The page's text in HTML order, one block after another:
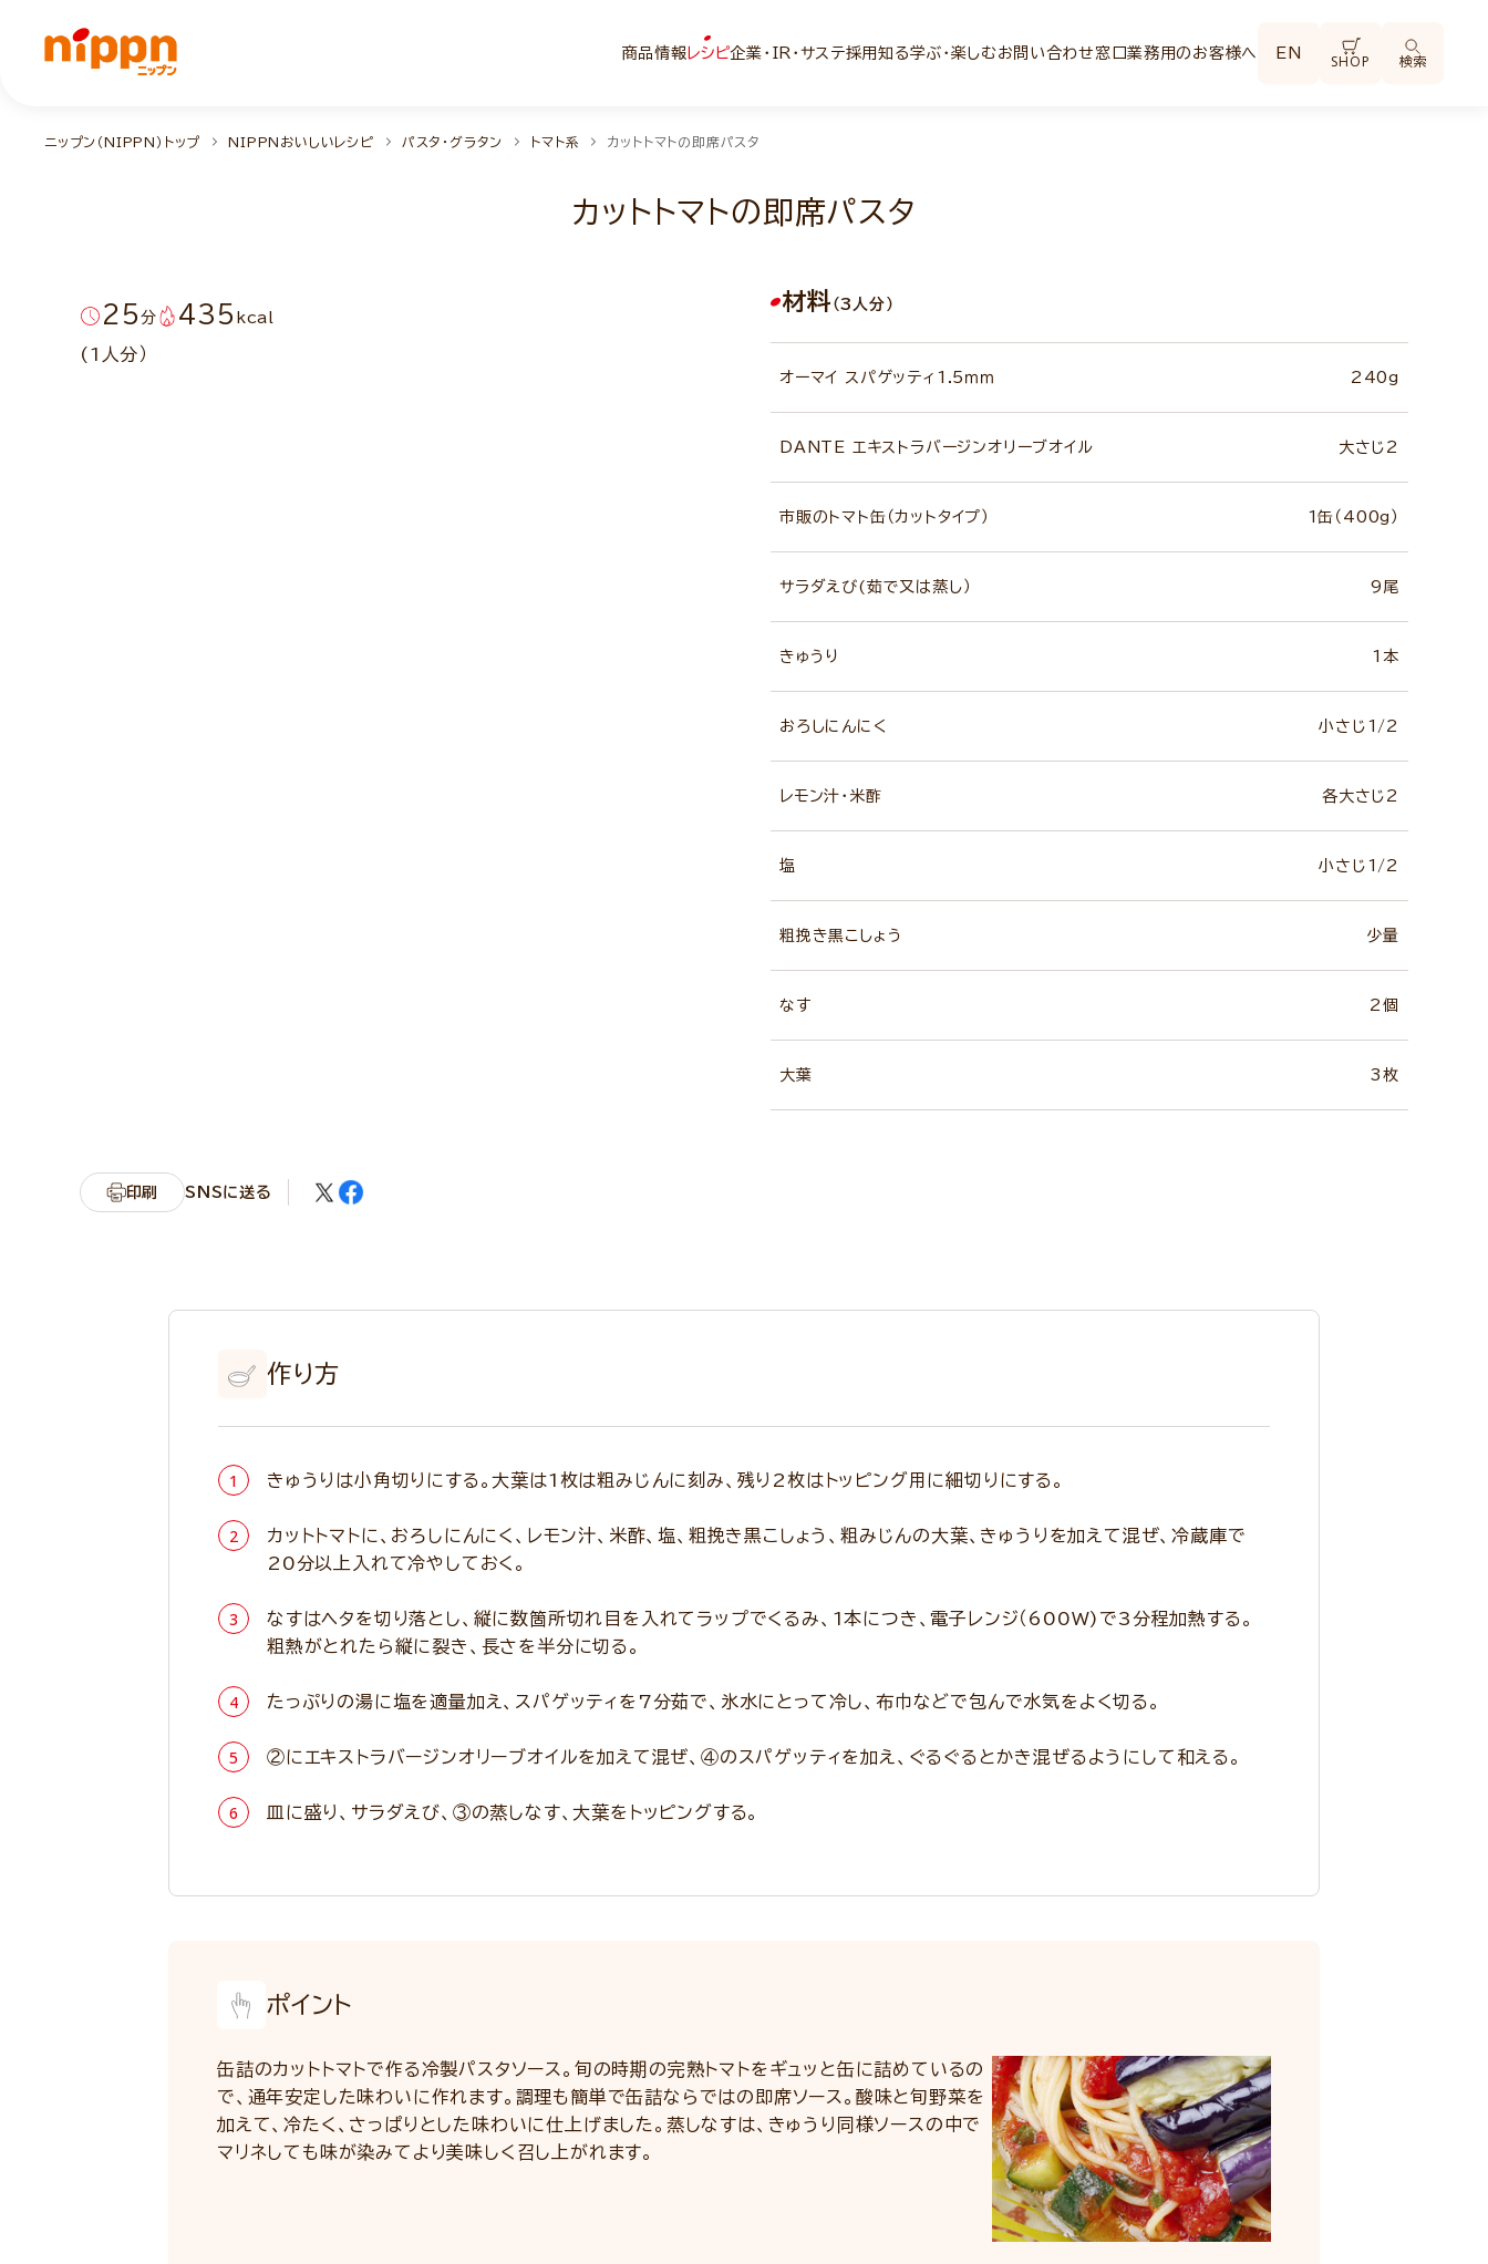
商品情報 レシピ企業・IR・サステ採用知る学ぶ・楽しむお問い合わせ窓口業務用のお客様へ EN SHOP 検索
ニップン（NIPPN）トップ NIPPNおいしいレシピ パスタ・グラタン トマト系 カットトマトの即席パスタ
カットトマトの即席パスタ
25 分 435 kcal
(1人分）
材料 （3人分）
オーマイ スパゲッティ1.5ｍｍ 240g
DANTE エキストラバージンオリーブオイル 大さじ2
市販のトマト缶（カットタイプ） 1缶（400g）
サラダえび(茹で又は蒸し） 9尾
きゅうり 1本
おろしにんにく 小さじ1/2
レモン汁・米酢 各大さじ2
塩 小さじ1/2
粗挽き黒こしょう 少量
なす 2個
大葉 3枚
印刷 SNSに送る
作り方
きゅうりは小角切りにする。大葉は1枚は粗みじんに刻み、残り2枚はトッピング用に細切りにする。
カットトマトに、おろしにんにく、レモン汁、米酢、塩、粗挽き黒こしょう、粗みじんの大葉、きゅうりを加えて混ぜ、冷蔵庫で
20分以上入れて冷やしておく。
なすはヘタを切り落とし、縦に数箇所切れ目を入れてラップでくるみ、1本につき、電子レンジ（600W)で3分程加熱する。
粗熱がとれたら縦に裂き、長さを半分に切る。
たっぷりの湯に塩を適量加え、スパゲッティを7分茹で、氷水にとって冷し、布巾などで包んで水気をよく切る。
②にエキストラバージンオリーブオイルを加えて混ぜ、④のスパゲッティを加え、ぐるぐるとかき混ぜるようにして和える。
皿に盛り、サラダえび、③の蒸しなす、大葉をトッピングする。
ポイント
缶詰のカットトマトで作る冷製パスタソース。旬の時期の完熟トマトをギュッと缶に詰めているの
で、通年安定した味わいに作れます。調理も簡単で缶詰ならではの即席ソース。酸味と旬野菜を
加えて、冷たく、さっぱりとした味わいに仕上げました。蒸しなすは、きゅうり同様ソースの中で
マリネしても味が染みてより美味しく召し上がれます。